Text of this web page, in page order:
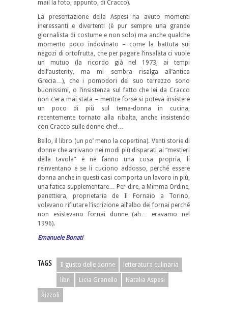
mail la foto, appunto, di Cracco).
La presentazione della Aspesi ha avuto momenti
ineressanti e divertenti (è pur sempre una grande
giornalista di costume e non solo) ma anche qualche
momento poco indovinato – come la battuta sui
negozi di ortofrutta, che per pagare l’insalata ci vuole
un mutuo (la ricordo già nel 1973, ai tempi
dell’austerity, ma mi sembra risalga all’antica
Grecia…), che i pomodori del suo terrazzo sono
buonissimi, o l’insistenza sul fatto che lei da Cracco
non c’era mai stata – mentre forse si poteva insistere
un poco di più sul tema-donna in cucina,
recentemente tornato alla ribalta, anche insistendo
con Cracco sulle donne-chef…
Bello, il libro (un po’ meno la copertina). Venti storie di
donne che arrivano nei modi più disparati ai “mestieri
della tavola” e ne fanno una cosa propria, li
reinventano e se li cuciono addosso, perché essere
donna anche in questi casi comporta un lavoro in più,
una fatica supplementare… Per dire, a Mimma Ordine,
panettiera, proprietaria de Il Fornaio a Torino,
volevano rifiutare l’iscrizione all’albo dei fornai perché
non esistevano fornai donne (ah… eravamo nel
1996).
Emanuele Bonati
TAGS Il gusto delle donne letteratura culinaria
libri Licia Granello Natalia Aspesi
Rizzoli